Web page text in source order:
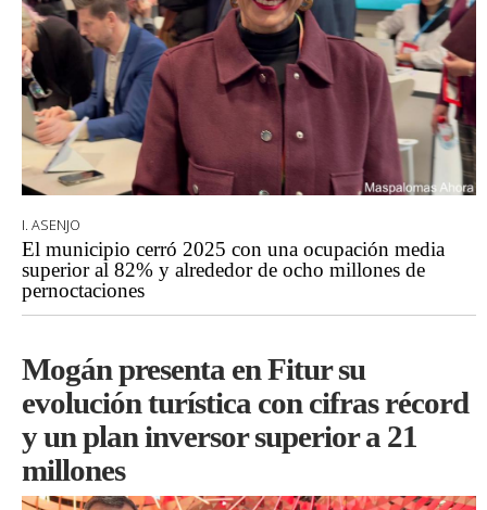
I. ASENJO
El municipio cerró 2025 con una ocupación media
superior al 82% y alrededor de ocho millones de
pernoctaciones
Mogán presenta en Fitur su
evolución turística con cifras récord
y un plan inversor superior a 21
millones